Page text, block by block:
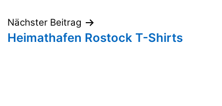
Nächster Beitrag
Heimathafen Rostock T-Shirts